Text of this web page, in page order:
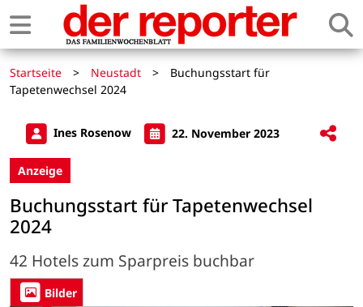
Startseite > Neustadt >
Buchungsstart für
Tapetenwechsel 2024
Ines Rosenow 22. November 2023
Anzeige
Buchungsstart für Tapetenwechsel
2024
42 Hotels zum Sparpreis buchbar
Bilder